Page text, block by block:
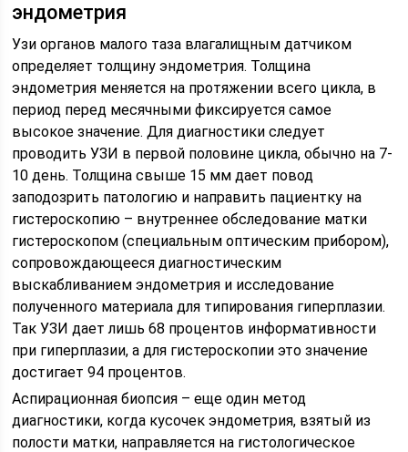
эндометрия
Узи органов малого таза влагалищным датчиком
определяет толщину эндометрия. Толщина
эндометрия меняется на протяжении всего цикла, в
период перед месячными фиксируется самое
высокое значение. Для диагностики следует
проводить УЗИ в первой половине цикла, обычно на 7-
10 день. Толщина свыше 15 мм дает повод
заподозрить патологию и направить пациентку на
гистероскопию – внутреннее обследование матки
гистероскопом (специальным оптическим прибором),
сопровождающееся диагностическим
выскабливанием эндометрия и исследование
полученного материала для типирования гиперплазии.
Так УЗИ дает лишь 68 процентов информативности
при гиперплазии, а для гистероскопии это значение
достигает 94 процентов.
Аспирационная биопсия – еще один метод
диагностики, когда кусочек эндометрия, взятый из
полости матки, направляется на гистологическое